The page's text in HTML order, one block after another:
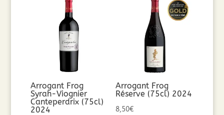
Arrogant Frog
Syrah-Viognier
Canteperdrix (75cl)
2024
Arrogant Frog
Réserve (75cl) 2024
8,50€